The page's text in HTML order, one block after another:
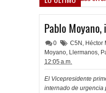
Pablo
0 C5N , Héctor
Moyano, Llermanos,
12:05 a.m.
El Vicepresidente
internado de urgencia